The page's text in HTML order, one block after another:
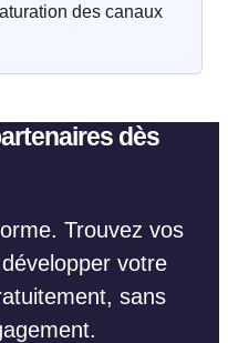
des canaux
dès
Trouvez vos
votre
sans